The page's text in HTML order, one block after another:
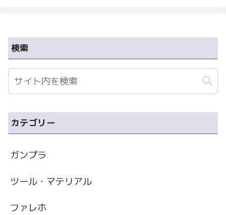
検索
カテゴリー
ガンプラ
ツール・マテリアル
ファレホ